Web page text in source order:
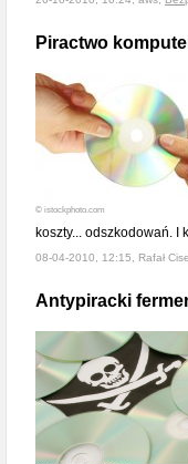
Piractwo
© istockphoto.com
koszty... odszkodowań. I
08-04-2010, 12:15, Rafał
Antypiracki